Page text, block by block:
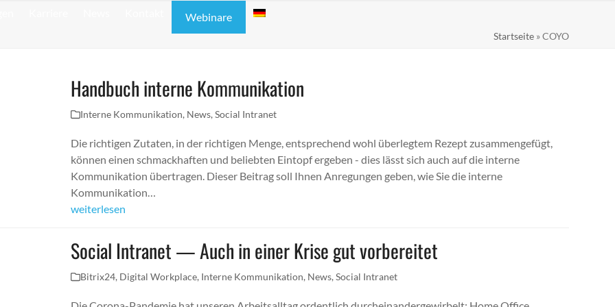
Webinare
Startseite»COYO
Handbuch interne Kommunikation
Interne Kommunikation, News,Social Intranet
Die richtigen Zutaten, in der richtigen Menge, entsprechend wohl überlegtem Rezept zusammengefügt,
können einen schmackhaften und beliebten Eintopf ergeben - dies lässt sich auch auf die interne
Kommunikation übertragen. Dieser Beitrag soll Ihnen Anregungen geben, wie Sie die interne
Kommunikation…
weiterlesen
Social Intranet — Auch in einer Krise gut vorbereitet
Bitrix24, Digital Workplace, Interne Kommunikation, News,Social Intranet